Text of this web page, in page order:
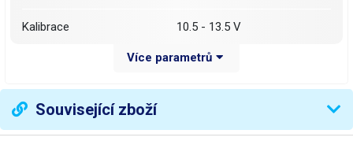
Kalibrace 10.5 - 13.5 V
5 A
Rozměry (š-v-h) mm 79-98-56 mm
Více parametrů
Související zboží